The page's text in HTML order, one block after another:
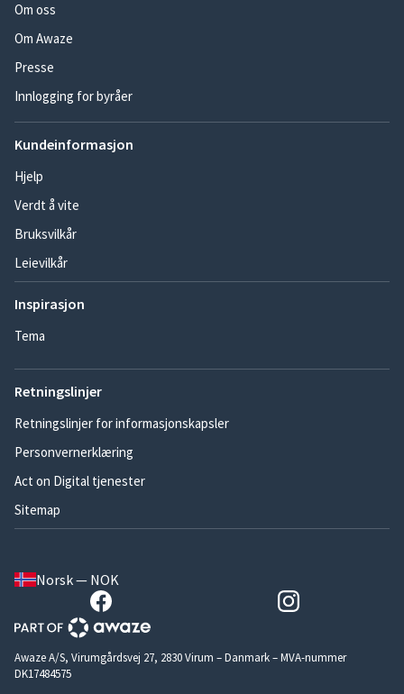
Om oss
Om Awaze
Presse
Innlogging for byråer
Kundeinformasjon
Hjelp
Verdt å vite
Bruksvilkår
Leievilkår
Inspirasjon
Tema
Retningslinjer
Retningslinjer for informasjonskapsler
Personvernerklæring
Act on Digital tjenester
Sitemap
Norsk — NOK
Awaze A/S, Virumgårdsvej 27, 2830 Virum – Danmark – MVA-nummer
DK17484575